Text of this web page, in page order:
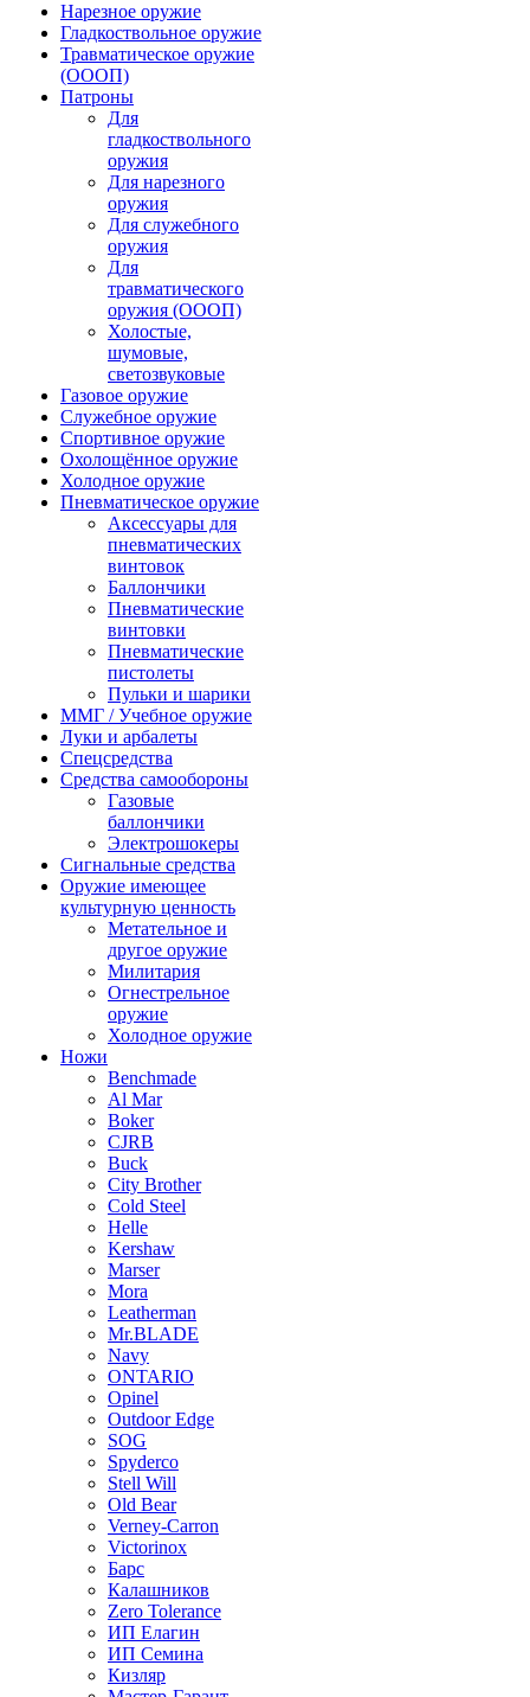
Нарезное оружие
Гладкоствольное оружие
Травматическое оружие
(ОООП)
Патроны
Для
гладкоствольного
оружия
Для нарезного
оружия
Для служебного
оружия
Для
травматического
оружия (ОООП)
Холостые,
шумовые,
светозвуковые
Газовое оружие
Служебное оружие
Спортивное оружие
Охолощённое оружие
Холодное оружие
Пневматическое оружие
Аксессуары для
пневматических
винтовок
Баллончики
Пневматические
винтовки
Пневматические
пистолеты
Пульки и шарики
ММГ / Учебное оружие
Луки и арбалеты
Спецсредства
Средства самообороны
Газовые
баллончики
Электрошокеры
Сигнальные средства
Оружие имеющее
культурную ценность
Метательное и
другое оружие
Милитария
Огнестрельное
оружие
Холодное оружие
Ножи
Benchmade
Al Mar
Boker
CJRB
Buck
City Brother
Cold Steel
Helle
Kershaw
Marser
Mora
Leatherman
Mr.BLADE
Navy
ONTARIO
Opinel
Outdoor Edge
SOG
Spyderco
Stell Will
Old Bear
Verney-Carron
Victorinox
Барс
Калашников
Zero Tolerance
ИП Елагин
ИП Семина
Кизляр